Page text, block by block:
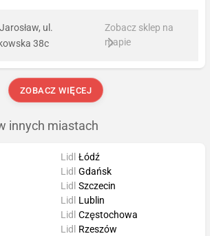
Jarosław, ul.
38c
Zobacz sklep na
mapie
ZOBACZ WIĘCEJ
innych miastach
Lidl Łódź
Lidl Gdańsk
Lidl Szczecin
Lidl
Lublin
Lidl Częstochowa
Lidl
Rzeszów